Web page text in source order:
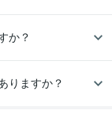
か？
りますか？